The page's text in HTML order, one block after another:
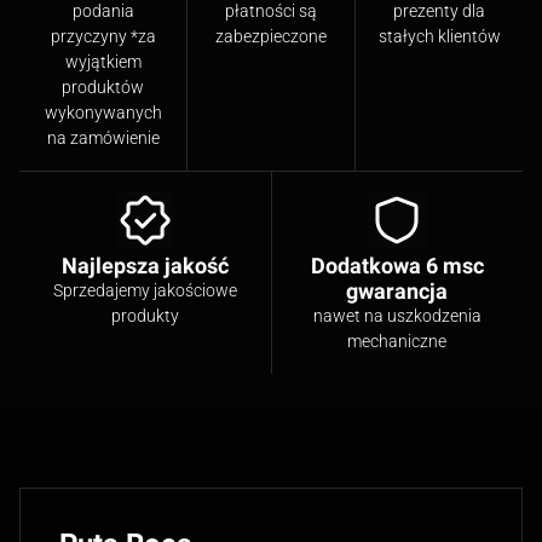
podania
przyczyny *za
wyjątkiem
produktów
wykonywanych
na zamówienie
płatności są
zabezpieczone
prezenty dla
stałych klientów
Najlepsza jakość
Sprzedajemy jakościowe
produkty
Dodatkowa 6 msc
gwarancja
nawet na uszkodzenia
mechaniczne